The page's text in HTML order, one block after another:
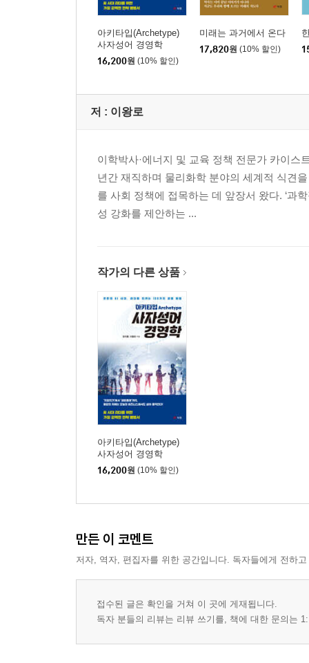
이심전심 以心傳心 시장의 기대 심리와 통화 정책
독야청청 獨也靑靑 안전 자산으로의 자산 쏠림 현상
일확천금 一攫千金 투기와 투자의 한 끗 차이
군계일학 群鷄一鶴 블루오션과 차별화 전략
권토중래 捲土重來 손절매 이후 다시 기회를 노리
지피지기 知彼知己 리스크 관리와 자기 객관화
각주구검 刻舟求劍 과거의 데이터에만 매몰된 투
우생마사 牛生馬死 순리를 따르는 투자의 지혜
온고지신 溫故知新 혁신과 전통의 조화로운 경영
청출어람 靑出於藍 후발 주자의 추격과 시장 역전
동병상련 同病相憐 전략적 제휴와 M&A
읍참마속 泣斬馬謖 구조조정과 뼈를 깎는 경영 쇄신
사분오열 四分五裂 조직 내 갈등과 비효율의 비용
염화미소 拈華微笑 브랜드 이미지와 고객 경험
좌고우면 左顧右眄 결정 장애가 부르는 기회 상실
토사구팽 兔死狗烹 플랫폼 경제와 공급자 소외 문제
고립무원 孤立無援 독자 규격과 갈라파고스 신드롬
백년대계 百年大計 지속 가능한 경영과 ESG
사면초가 四面楚歌 보호무역주의에 갇힌 수출 경제
어부지리 漁夫之利 환율 전쟁 속에서 이득을 보는
함흥차사 咸興差使 글로벌 공급망 병목 현상
파죽지세 破竹之勢 신흥 경제 대국의 부상
동상이몽 同床異夢 경제 공동체 내부의 이해관계
아키타입(Archetype)
사자성어 경영학
16,200원 (10% 할인)
미래는 과거에서 온다
17,820원 (10% 할인)
저 : 이왕로
이학박사·에너지 및 교육 정책 전문가 카이스
년간 재직하며 물리화학 분야의 세계적 식견
를 사회 정책에 접목하는 데 앞장서 왔다. ‘과
성 강화를 제안하는 ...
작가의 다른 상품
아키타입(Archetype)
사자성어 경영학
16,200원 (10% 할인)
만든 이 코멘트
저자, 역자, 편집자를 위한 공간입니다. 독자들에게 전하
접수된 글은 확인을 거쳐 이 곳에 게재됩니다.
독자 분들의 리뷰는 리뷰 쓰기를, 책에 대한 문의는